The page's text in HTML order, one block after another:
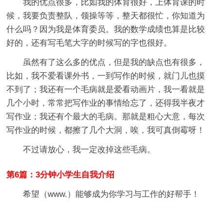
我的优点很多，比如我的体育很好，上体育课的时
候，我要负责整队，领操等等，整天都很忙，你知道为
什么吗？因为我是体育委员。我的数学成绩也算是比较
好的，还有写毛笔大字的时候写的字也很好。
虽然有了这么多的优点，但是我的缺点也有很多，
比如，我不爱看课外书，一到写作的时候，就门儿也摸
不到了；我还有一个毛病就是爱看动画片，我一看就是
几个小时，常常把写作业的事情给忘了，还得我半夜才
写作业；我还有个最大的毛病。那就是粗心大意，每次
写作业的时候，都擦了几个大洞，唉，我可真倒霉呀！
不过请放心，我一定改掉这些毛病。
第6篇：3分钟小学生自我介绍
希望（www.）能够成为你学习与工作的好帮手！